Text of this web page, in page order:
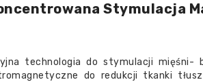
Stymulacja
do stymulacji mięśni-
do redukcji tkanki